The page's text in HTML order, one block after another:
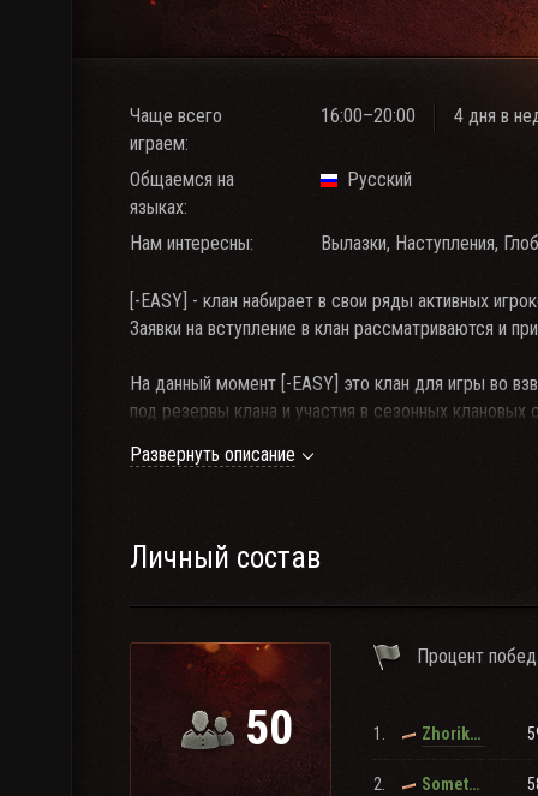
Чаще всего
играем:
16:00–20:00 4 дня в
Общаемся на
языках:
Русский
Нам интересны: Вылазки, Наступления,
[-EASY] - клан набирает в свои ряды активных
Заявки на вступление в клан рассматриваются и
На данный момент [-EASY] это клан для игры во
под резервы клана и участия в сезонных клановых
[-EASY] дружелюбный клан, мы не терпим хамства
Требования для вступления в клан:
📆- Прайм тайм клана: с 20.00-23:00 по МСК.
🔥 - Правило клана: Зашел в игру - зайди в ТС.
🔥 - В клане приветствуются лица с чувством
Развернуть описание
Личный состав
50
Процент побед
1. Zhorik_Gerasim
2. Something_like_this